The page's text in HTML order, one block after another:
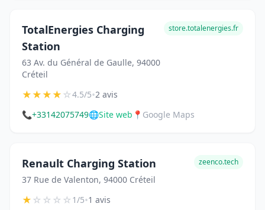
TotalEnergies Charging
Station
63 Av. du Général de Gaulle, 94000
Créteil
store.totalenergies.fr
★★★★☆4.5/5•2 avis
📞+33142075749🌐Site web 📍 Google Maps
Renault Charging Station
37 Rue de Valenton, 94000 Créteil
zeenco.tech
★☆☆☆☆1/5•1 avis